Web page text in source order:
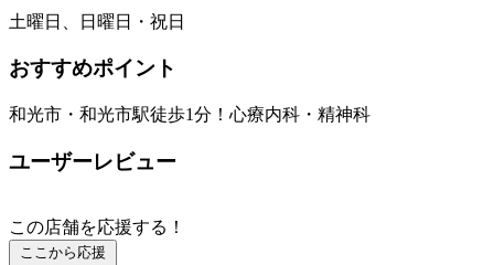
土曜日、日曜日・祝日
おすすめポイント
和光市・和光市駅徒歩1分！心療内科・精神科
ユーザーレビュー
この店舗を応援する！
ここから応援